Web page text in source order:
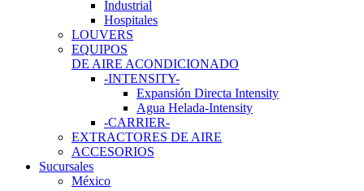
Industrial
Hospitales
LOUVERS
EQUIPOS
DE AIRE ACONDICIONADO
-INTENSITY-
Expansión Directa Intensity
Agua Helada-Intensity
-CARRIER-
EXTRACTORES DE AIRE
ACCESORIOS
Sucursales
México